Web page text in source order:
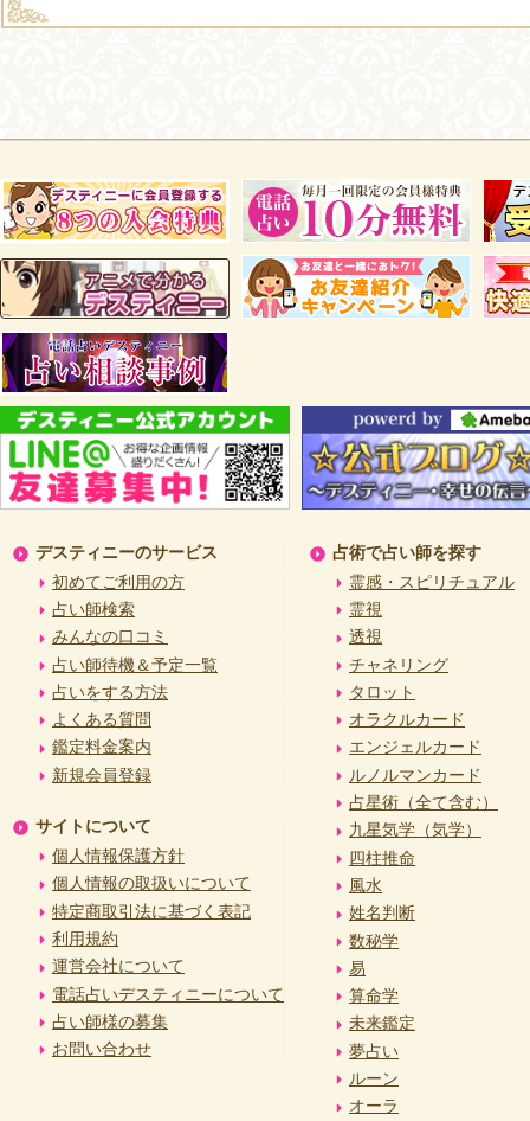
デスティニーのサービス
初めてご利用の方
占い師検索
みんなの口コミ
占い師待機＆予定一覧
占いをする方法
よくある質問
鑑定料金案内
新規会員登録
サイトについて
個人情報保護方針
個人情報の取扱いについて
特定商取引法に基づく表記
利用規約
運営会社について
電話占いデスティニーについて
占い師様の募集
お問い合わせ
占術で占い師を探す
霊感・スピリチュアル
霊視
透視
チャネリング
タロット
オラクルカード
エンジェルカード
ルノルマンカード
占星術（全て含む）
九星気学（気学）
四柱推命
風水
姓名判断
数秘学
易
算命学
未来鑑定
夢占い
ルーン
オーラ